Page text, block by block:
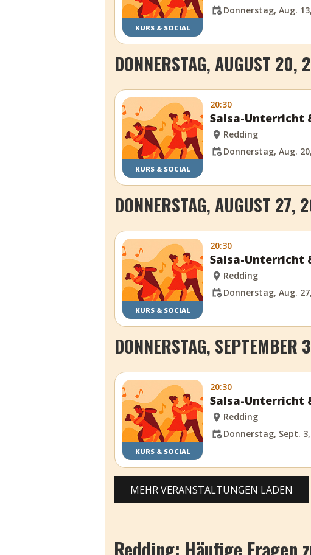
KURS & SOCIAL
Donnerstag, Aug.
DONNERSTAG, AUGUST 20,
KURS & SOCIAL
20:30
Salsa-Unterricht
Redding
Donnerstag, Aug.
DONNERSTAG, AUGUST 27,
KURS & SOCIAL
20:30
Salsa-Unterricht
Redding
Donnerstag, Aug.
DONNERSTAG, SEPTEMBER
KURS & SOCIAL
20:30
Salsa-Unterricht
Redding
Donnerstag, Sept.
MEHR VERANSTALTUNGEN LADEN
Redding: Häufige Fragen